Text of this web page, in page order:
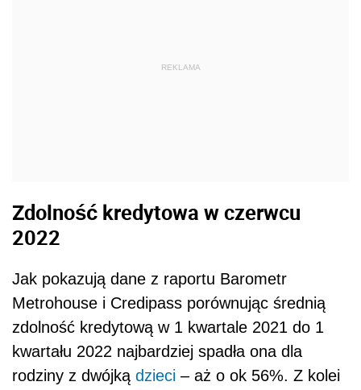
REKLAMA
Zdolność kredytowa w czerwcu
2022
Jak pokazują dane z raportu Barometr
Metrohouse i Credipass porównując średnią
zdolność kredytową w 1 kwartale 2021 do 1
kwartału 2022 najbardziej spadła ona dla
rodziny z dwójką dzieci – aż o ok 56%. Z kolei